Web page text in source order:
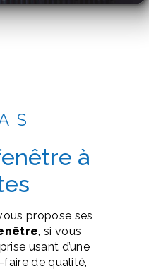
à
propose ses
, si vous
usant d’une
faire de qualité,